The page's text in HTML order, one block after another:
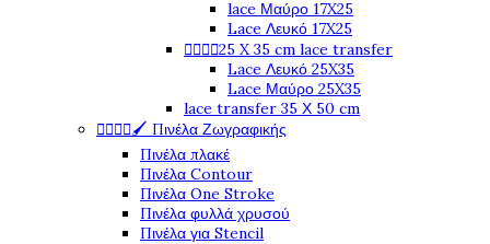
lace Μαύρο 17X25
Lace Λευκό 17X25
25 X 35 cm lace transfer
Lace Λευκό 25X35
Lace Μαύρο 25X35
lace transfer 35 Χ 50 cm
🖌️ Πινέλα Ζωγραφικής
Πινέλα πλακέ
Πινέλα Contour
Πινέλα One Stroke
Πινέλα φυλλά χρυσού
Πινέλα για Stencil